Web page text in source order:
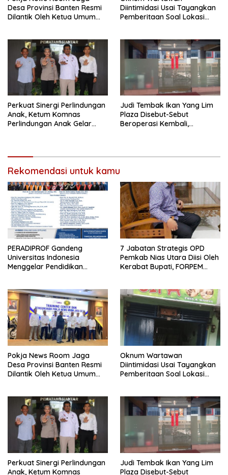
Desa Provinsi Banten Resmi
Dilantik Oleh Ketua Umum
Diintimidasi Usai Tayangkan
Pemberitaan Soal Lokasi
Perkuat Sinergi Perlindungan
Anak, Ketum Komnas
Perlindungan Anak Gelar
Judi Tembak Ikan Yang Lim
Plaza Disebut-Sebut
Beroperasi Kembali,
Rekomendasi untuk kamu
PERADIPROF Gandeng
Universitas Indonesia
Menggelar Pendidikan
7 Jabatan Strategis OPD
Pemkab Nias Utara Diisi Oleh
Kerabat Bupati, FORPEM
Pokja News Room Jaga
Desa Provinsi Banten Resmi
Dilantik Oleh Ketua Umum
Oknum Wartawan
Diintimidasi Usai Tayangkan
Pemberitaan Soal Lokasi
Perkuat Sinergi Perlindungan
Anak, Ketum Komnas
Judi Tembak Ikan Yang Lim
Plaza Disebut-Sebut